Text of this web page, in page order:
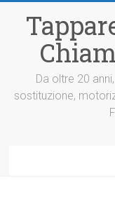
Da oltre 20
sostituzione,